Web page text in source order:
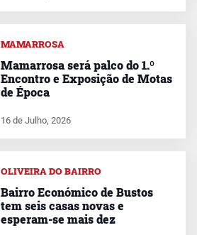
MAMARROSA
Mamarrosa será palco do 1.º
Encontro e Exposição de Motas
de Época
16 de Julho, 2026
OLIVEIRA DO BAIRRO
Bairro Económico de Bustos
tem seis casas novas e
esperam-se mais dez